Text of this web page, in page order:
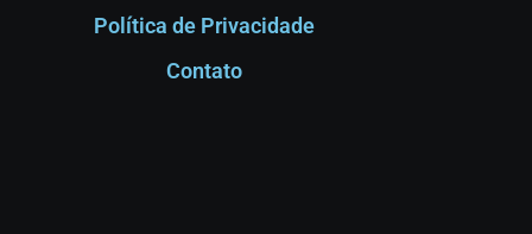
Política de Privacidade
Contato